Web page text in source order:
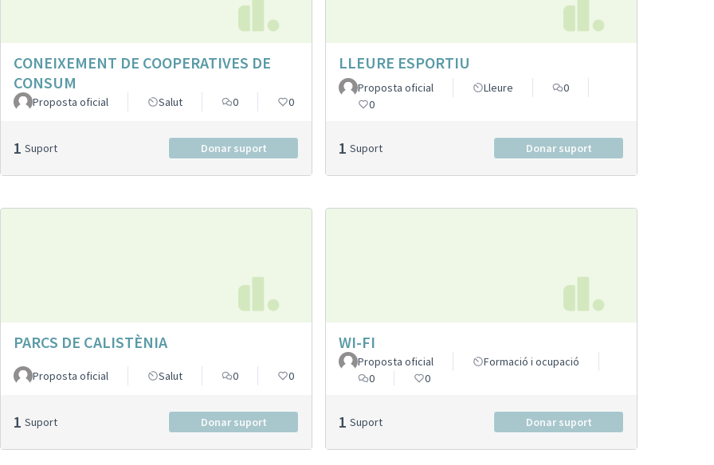
CONEIXEMENT DE COOPERATIVES DE
CONSUM
Proposta oficial Salut 0 0
1 Suport Donar suport
LLEURE ESPORTIU
Proposta oficial Lleure
0
0
1 Suport Donar suport
PARCS DE CALISTÈNIA
Proposta oficial Salut 0 0
1 Suport Donar suport
WI-FI
Proposta oficial
Formació i ocupació
0
0
1 Suport Donar suport